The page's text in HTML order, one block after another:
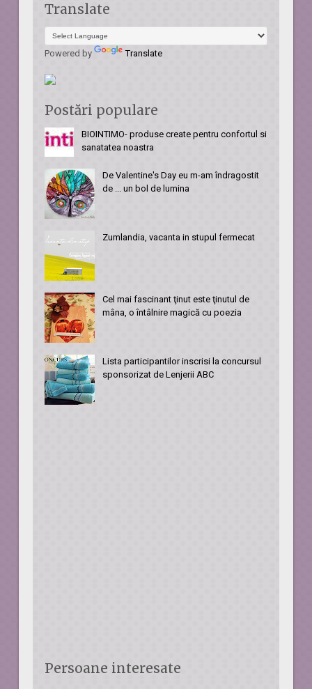
Translate
Powered by Translate
Postări populare
BIOINTIMO- produse create pentru confortul si
sanatatea noastra
De Valentine's Day eu m-am îndragostit
de ... un bol de lumina
Zumlandia, vacanta in stupul fermecat
Cel mai fascinant ţinut este ţinutul de
mâna, o întâlnire magică cu poezia
Lista participantilor inscrisi la concursul
sponsorizat de Lenjerii ABC
Persoane interesate